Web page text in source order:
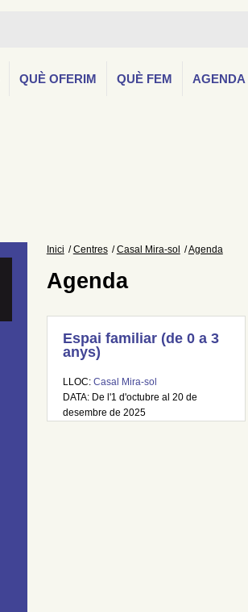
QUÈ OFERIM QUÈ FEM AGENDA
Inici Centres Casal Mira-sol Agenda
Agenda
Espai familiar (de 0 a 3
anys)
LLOC: Casal Mira-sol
DATA: De l'1 d'octubre al 20 de
desembre de 2025